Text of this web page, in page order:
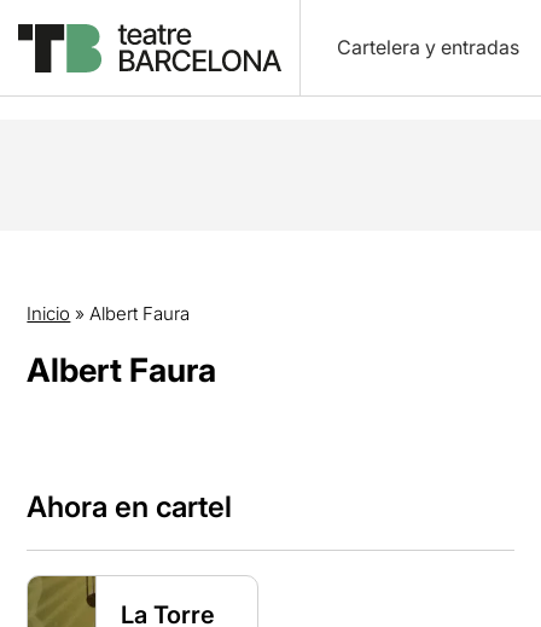
Cartelera y entradas
Inicio »Albert Faura
Albert Faura
Ahora en cartel
La Torre